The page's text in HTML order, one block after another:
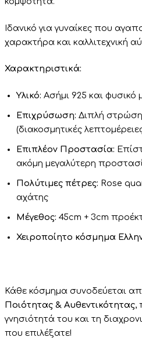
Ιδανικό για γυναίκες που
χαρακτήρα και καλλιτεχνική
Χαρακτηριστικά:
Υλικό: Ασήμι 925 και φυσικό
Επιχρύσωση: Διπλή
(διακοσμητικές
Επιπλέον Προστασία:
ακόμη μεγαλύτερη
Πολύτιμες πέτρες: Rose
αχάτης
Μέγεθος: 45cm + 3cm
Χειροποίητο κόσμημα
Κάθε κόσμημα συνοδεύεται
Ποιότητας & Αυθεντικότητας,
γνησιότητά του και τη
που επιλέξατε!